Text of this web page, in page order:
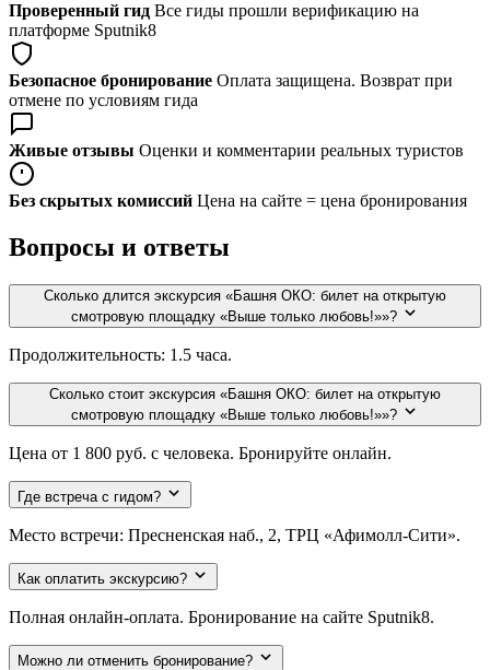
Проверенный гид Все гиды прошли верификацию на
платформе Sputnik8
Безопасное бронирование Оплата защищена. Возврат при
отмене по условиям гида
Живые отзывы Оценки и комментарии реальных туристов
Без скрытых комиссий Цена на сайте = цена бронирования
Вопросы и ответы
Сколько длится экскурсия «Башня ОКО: билет на открытую
смотровую площадку «Выше только любовь!»»?
Продолжительность: 1.5 часа.
Сколько стоит экскурсия «Башня ОКО: билет на открытую
смотровую площадку «Выше только любовь!»»?
Цена от 1 800 руб. с человека. Бронируйте онлайн.
Где встреча с гидом?
Место встречи: Пресненская наб., 2, ТРЦ «Афимолл-Сити».
Как оплатить экскурсию?
Полная онлайн-оплата. Бронирование на сайте Sputnik8.
Можно ли отменить бронирование?